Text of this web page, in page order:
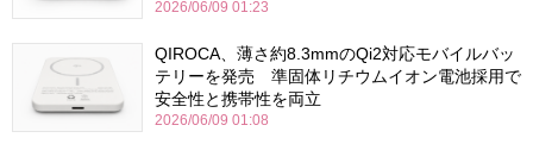
2026/06/09 01:23
QIROCA、薄さ約8.3mmのQi2対応モバイルバッ
テリーを発売 準固体リチウムイオン電池採用で
安全性と携帯性を両立
2026/06/09 01:08